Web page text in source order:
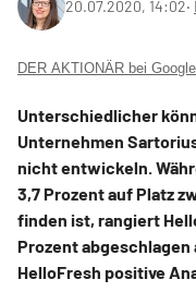
20.07.2020, 14:02‧
DER AKTIONÄR bei
Unterschiedlicher
Unternehmen
nicht entwickeln.
3,7 Prozent auf Platz
finden ist, rangiert
Prozent abgeschlagen
HelloFresh positive